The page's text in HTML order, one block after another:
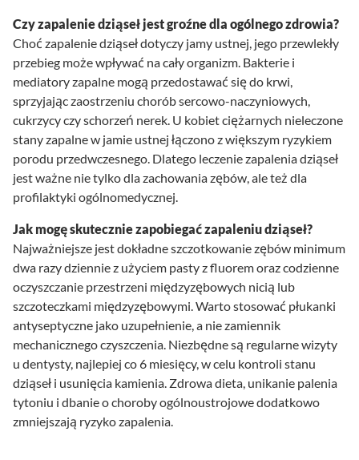
Czy zapalenie dziąseł jest groźne dla ogólnego zdrowia?
Choć zapalenie dziąseł dotyczy jamy ustnej, jego przewlekły
przebieg może wpływać na cały organizm. Bakterie i
mediatory zapalne mogą przedostawać się do krwi,
sprzyjając zaostrzeniu chorób sercowo-naczyniowych,
cukrzycy czy schorzeń nerek. U kobiet ciężarnych nieleczone
stany zapalne w jamie ustnej łączono z większym ryzykiem
porodu przedwczesnego. Dlatego leczenie zapalenia dziąseł
jest ważne nie tylko dla zachowania zębów, ale też dla
profilaktyki ogólnomedycznej.
Jak mogę skutecznie zapobiegać zapaleniu dziąseł?
Najważniejsze jest dokładne szczotkowanie zębów minimum
dwa razy dziennie z użyciem pasty z fluorem oraz codzienne
oczyszczanie przestrzeni międzyzębowych nicią lub
szczoteczkami międzyzębowymi. Warto stosować płukanki
antyseptyczne jako uzupełnienie, a nie zamiennik
mechanicznego czyszczenia. Niezbędne są regularne wizyty
u dentysty, najlepiej co 6 miesięcy, w celu kontroli stanu
dziąseł i usunięcia kamienia. Zdrowa dieta, unikanie palenia
tytoniu i dbanie o choroby ogólnoustrojowe dodatkowo
zmniejszają ryzyko zapalenia.